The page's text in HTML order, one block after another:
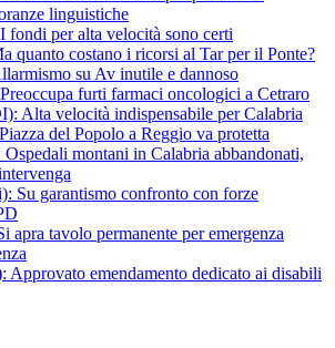
linguistiche
fondi per alta velocità sono certi
quanto costano i ricorsi al Tar per il Ponte?
su Av inutile e dannoso
furti farmaci oncologici a Cetraro
Alta velocità indispensabile per Calabria
del Popolo a Reggio va protetta
montani in Calabria abbandonati,
Su garantismo confronto con forze
apra tavolo permanente per emergenza
Approvato emendamento dedicato ai disabili